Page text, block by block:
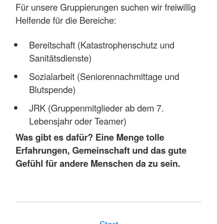
Für unsere Gruppierungen suchen wir freiwillig
Helfende für die Bereiche:
Bereitschaft (Katastrophenschutz und
Sanitätsdienste)
Sozialarbeit (Seniorennachmittage und
Blutspende)
JRK (Gruppenmitglieder ab dem 7.
Lebensjahr oder Teamer)
Was gibt es dafür? Eine Menge tolle
Erfahrungen, Gemeinschaft und das gute
Gefühl für andere Menschen da zu sein.